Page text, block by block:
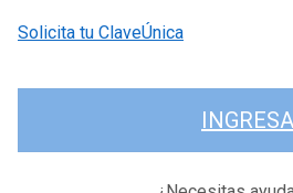
Solicita tu ClaveÚnica
INGRESA